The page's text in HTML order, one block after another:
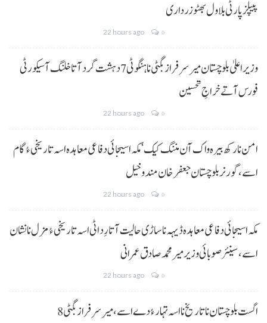
پیپلز پارٹی بلاول بھٹو زرداری
22 hours ago 0
وزیراعلیٰ بلوچستان میر سرفراز بگٹی نا ہنگو ٹی 7 دہشت گرد آتا خلنگ آ سیکورٹی
فورس آتے خراجِ تحسین
22 hours ago 0
امن نا رکھ بیرہ واک آن مننگ کیک‘ مکہ اسیجائی دفاعی معاہدہ اسہ تاریخی ءُ گام
اسے،گورنر بلوچستان جعفر خان مندوخیل
22 hours ago 0
مکہ اسیجائی دفاعی معاہدہ ڈیہہ نا ساڑی حالیت آتا رِد اٹی اسہ تاریخی ءُ مزل نا نشان
اسے،سینئر صوبائی وزیر میر محمد صادق عمرانی
22 hours ago 0
8 اگست بلوچستان نا تاریخ نا اسہ تہار ءُ دے اسے، میرسرفراز بگٹی